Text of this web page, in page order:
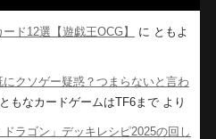
ド12選【遊戯王OCG】 に ともよ
にクソゲー疑惑？つまらないと言わ
もなカードゲームはTF6までより
ドラゴン」デッキレシピ2025の回し